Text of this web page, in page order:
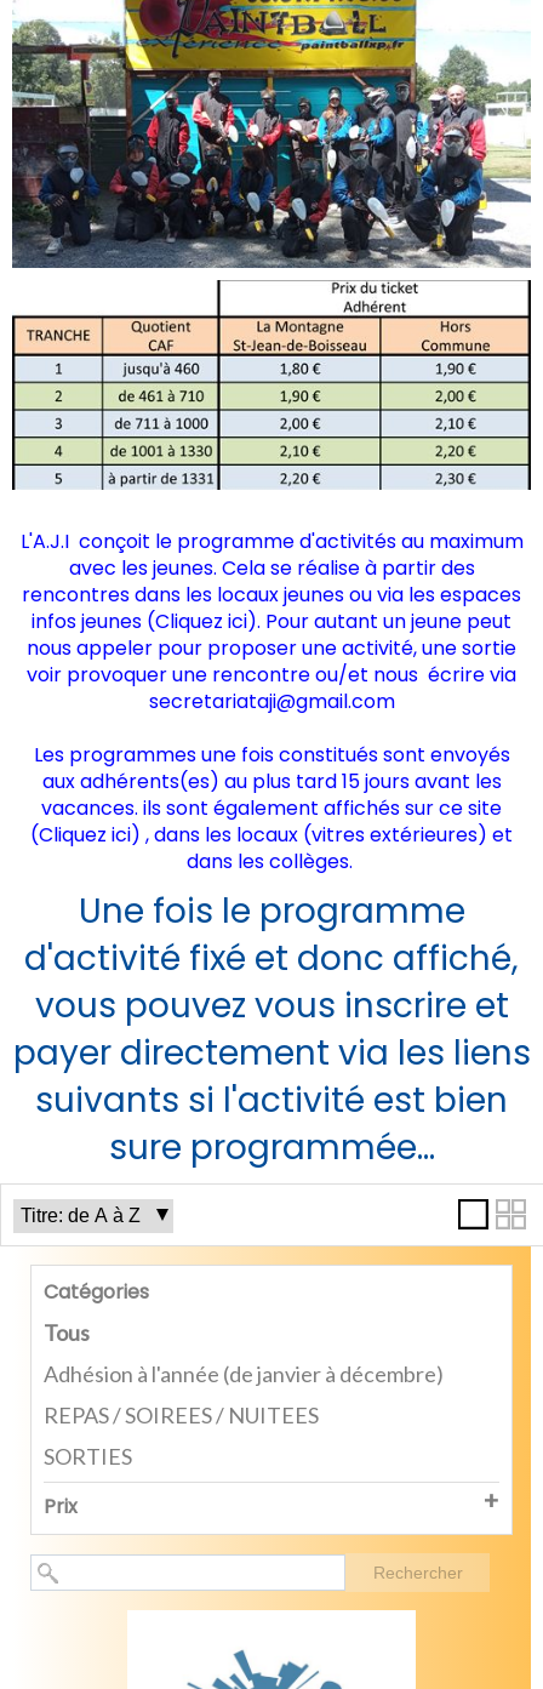
L'A.J.I conçoit le programme d'activités au maximum
avec les jeunes. Cela se réalise à partir des
rencontres dans les locaux jeunes ou via les espaces
infos jeunes (Cliquez ici). Pour autant un jeune peut
nous appeler pour proposer une activité, une sortie
voir provoquer une rencontre ou/et nous écrire via
secretariataji@gmail.com
Les programmes une fois constitués sont envoyés
aux adhérents(es) au plus tard 15 jours avant les
vacances. ils sont également affichés sur ce site
(Cliquez ici) , dans les locaux (vitres extérieures) et
dans les collèges.
Une fois le programme
d'activité fixé et donc affiché,
vous pouvez vous inscrire et
payer directement via les liens
suivants si l'activité est bien
sure programmée...
Catégories
Tous
Adhésion à l'année (de janvier à décembre)
REPAS / SOIREES / NUITEES
SORTIES
Prix
Rechercher